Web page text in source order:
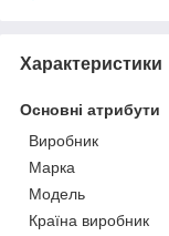
Характеристики
Основні атрибути
Виробник
Марка
Модель
Країна виробник